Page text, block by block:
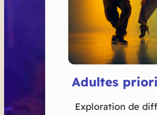
Adultes
Exploration de